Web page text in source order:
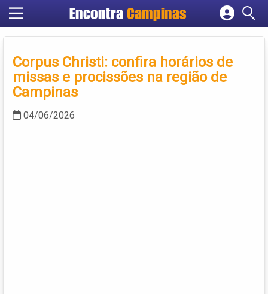
Encontra Campinas
Cadastrar empresa
Criar conta
Corpus Christi: confira horários de
missas e procissões na região de
Campinas
04/06/2026